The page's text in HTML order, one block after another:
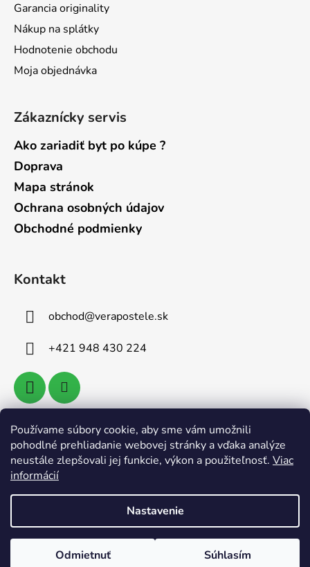
Používame súbory cookie, aby sme vám umožnili
pohodlné prehliadanie webovej stránky a vďaka analýze
neustále zlepšovali jej funkcie, výkon a použiteľnosť. Viac
informácií
Nastavenie
Odmietnuť Súhlasím
Garancia originality
Nákup na splátky
Hodnotenie obchodu
Moja objednávka
Zákaznícky servis
Ako zariadiť byt po kúpe ?
Doprava
Mapa stránok
Ochrana osobných údajov
Obchodné podmienky
Kontakt
obchod@verapostele.sk
+421 948 430 224
Vyhľadávanie
Vytvoril Shoptet
Copyright 2026
. Všetky práva